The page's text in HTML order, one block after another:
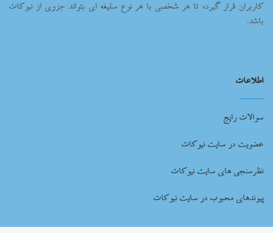
کاربران قرار گیرد، تا هر شخصی با هر نوع سلیغه ای بتواند جزوی از نیوکات
باشد.
اطلاعات
سوالات رایج
عضویت در سایت نیوکات
نظرسنجی های سایت نیوکات
پیوندهای محبوب در سایت نیوکات